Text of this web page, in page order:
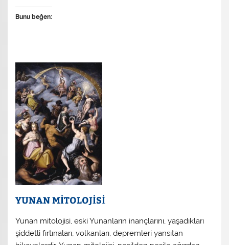
Bunu beğen:
YUNAN MİTOLOJİSİ
Yunan mitolojisi, eski Yunanların inançlarını, yaşadıkları
şiddetli fırtınaları, volkanları, depremleri yansıtan